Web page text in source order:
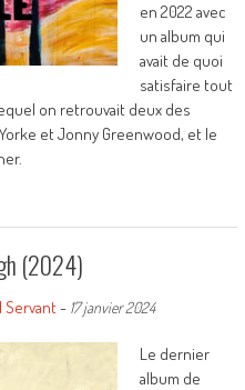
en 2022 avec
un album qui
avait de quoi
satisfaire tout
on retrouvait deux des
et Jonny Greenwood, et le
(2024)
Servant- 17 janvier 2024
Le dernier
album de